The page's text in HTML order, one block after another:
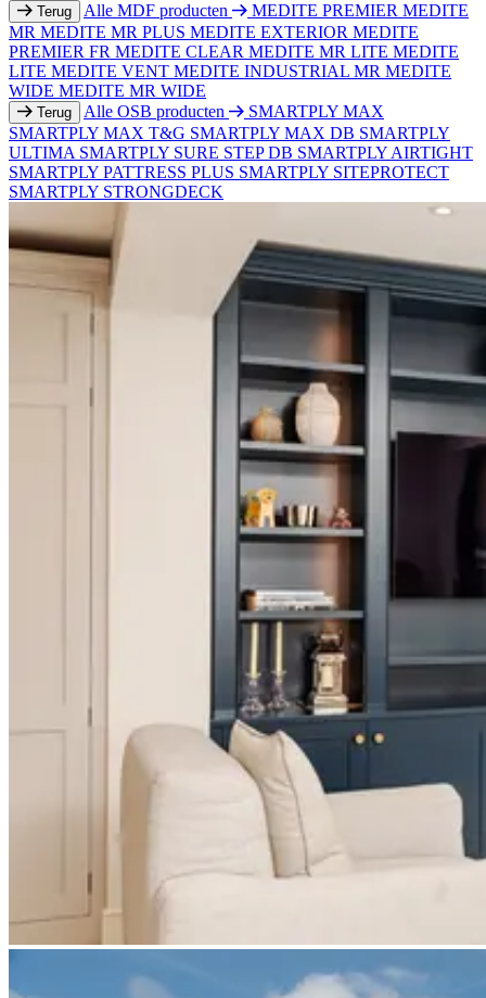
Terug Alle MDF producten MEDITE PREMIER MEDITE
MR MEDITE MR PLUS MEDITE EXTERIOR MEDITE
PREMIER FR MEDITE CLEAR MEDITE MR LITE MEDITE
LITE MEDITE VENT MEDITE INDUSTRIAL MR MEDITE
WIDE MEDITE MR WIDE
Terug Alle OSB producten
SMARTPLY MAX
SMARTPLY MAX T&G SMARTPLY MAX DB SMARTPLY
ULTIMA SMARTPLY SURE STEP DB SMARTPLY AIRTIGHT
SMARTPLY PATTRESS PLUS SMARTPLY SITEPROTECT
SMARTPLY STRONGDECK